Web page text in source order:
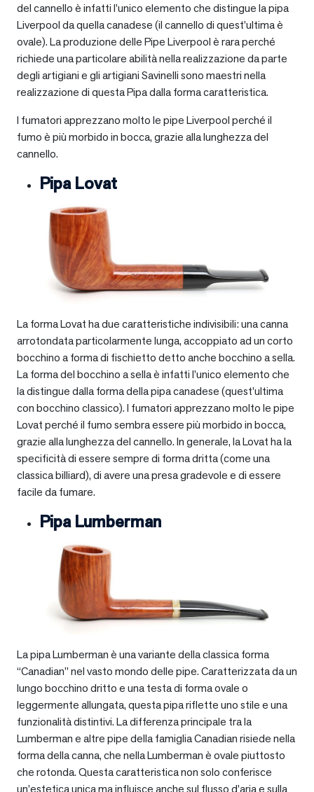
del cannello è infatti l’unico elemento che distingue la pipa
Liverpool da quella canadese (il cannello di quest’ultima è
ovale). La produzione delle Pipe Liverpool è rara perché
richiede una particolare abilità nella realizzazione da parte
degli artigiani e gli artigiani Savinelli sono maestri nella
realizzazione di questa Pipa dalla forma caratteristica.
I fumatori apprezzano molto le pipe Liverpool perché il
fumo è più morbido in bocca, grazie alla lunghezza del
cannello.
Pipa Lovat
La forma Lovat ha due caratteristiche indivisibili: una canna
arrotondata particolarmente lunga, accoppiato ad un corto
bocchino a forma di fischietto detto anche bocchino a sella.
La forma del bocchino a sella è infatti l’unico elemento che
la distingue dalla forma della pipa canadese (quest’ultima
con bocchino classico). I fumatori apprezzano molto le pipe
Lovat perché il fumo sembra essere più morbido in bocca,
grazie alla lunghezza del cannello. In generale, la Lovat ha la
specificità di essere sempre di forma dritta (come una
classica billiard), di avere una presa gradevole e di essere
facile da fumare.
Pipa Lumberman
La pipa Lumberman è una variante della classica forma
“Canadian” nel vasto mondo delle pipe. Caratterizzata da un
lungo bocchino dritto e una testa di forma ovale o
leggermente allungata, questa pipa riflette uno stile e una
funzionalità distintivi. La differenza principale tra la
Lumberman e altre pipe della famiglia Canadian risiede nella
forma della canna, che nella Lumberman è ovale piuttosto
che rotonda. Questa caratteristica non solo conferisce
un’estetica unica ma influisce anche sul flusso d’aria e sulla